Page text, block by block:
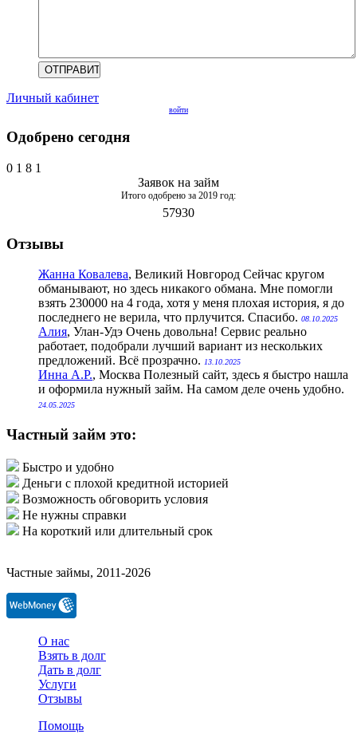
Личный кабинет
войти
Одобрено сегодня
0 1 8 1
Заявок на займ
Итого одобрено за 2019 год:
57930
Отзывы
Жанна Ковалева, Великий Новгород Сейчас кругом
обманывают, но здесь никакого обмана. Мне помогли
взять 230000 на 4 года, хотя у меня плохая история, я до
последнего не верила, что прлучится. Спасибо. 08.10.2025
Алия, Улан-Удэ Очень довольна! Сервис реально
работает, подобрали лучший вариант из нескольких
предложений. Всё прозрачно. 13.10.2025
Инна А.Р., Москва Полезный сайт, здесь я быстро нашла
и оформила нужный займ. На самом деле очень удобно.
24.05.2025
Частный займ это:
Быстро и удобно
Деньги с плохой кредитной историей
Возможность обговорить условия
Не нужны справки
На короткий или длительный срок
Частные займы, 2011-2026
О нас
Взять в долг
Дать в долг
Услуги
Отзывы
Помощь